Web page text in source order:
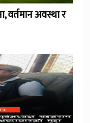
वर्तमान अवस्था र